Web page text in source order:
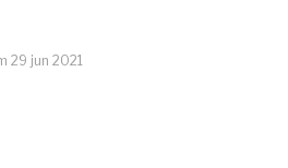
e melhora o metabolismo
29 jun 2021